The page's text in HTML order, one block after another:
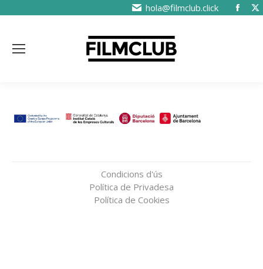
hola@filmclub.click
Condicions d'ús
Política de Privadesa
Política de Cookies